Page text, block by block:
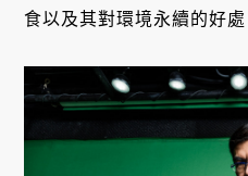
食以及其對環境永續的好處